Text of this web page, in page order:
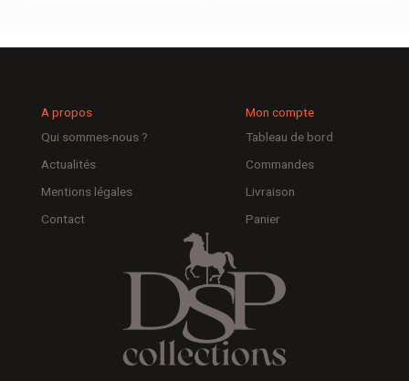
A propos
Qui sommes-nous ?
Actualités
Mentions légales
Contact
Mon compte
Tableau de bord
Commandes
Livraison
Panier